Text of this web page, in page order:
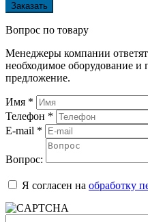
Заказать
Вопрос по товару
Менеджеры компании
необходимое оборудование и
предложение.
Имя *
Телефон *
E-mail *
Вопрос:
Я согласен на обработку